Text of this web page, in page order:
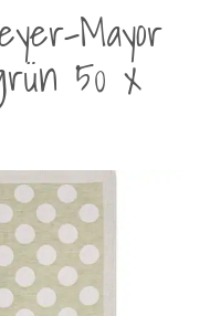
Mayor
50 x